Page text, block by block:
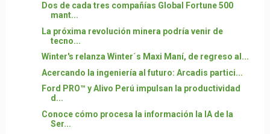
Dos de cada tres compañías Global Fortune 500
mant...
La próxima revolución minera podría venir de
tecno...
Winter's relanza Winter´s Maxi Maní, de regreso al...
Acercando la ingeniería al futuro: Arcadis partici...
Ford PRO™ y Alivo Perú impulsan la productividad
d...
Conoce cómo procesa la información la IA de la
Ser...